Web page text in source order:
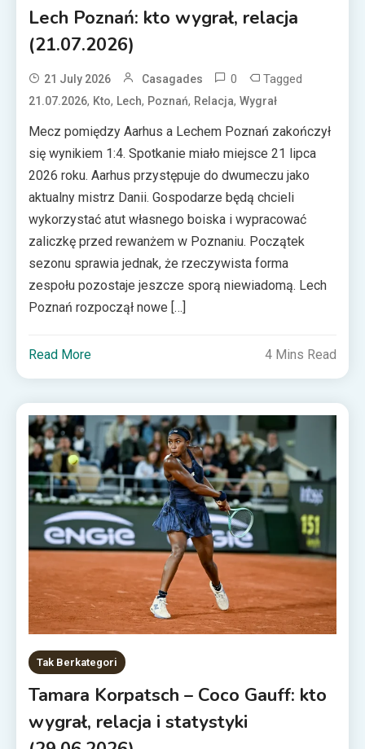
Lech Poznań: kto wygrał, relacja
(21.07.2026)
21 July 2026 Casagades 0 Tagged
21.07.2026, Kto, Lech, Poznań, Relacja,Wygrał
Mecz pomiędzy Aarhus a Lechem Poznań zakończył
się wynikiem 1:4. Spotkanie miało miejsce 21 lipca
2026 roku. Aarhus przystępuje do dwumeczu jako
aktualny mistrz Danii. Gospodarze będą chcieli
wykorzystać atut własnego boiska i wypracować
zaliczkę przed rewanżem w Poznaniu. Początek
sezonu sprawia jednak, że rzeczywista forma
zespołu pozostaje jeszcze sporą niewiadomą. Lech
Poznań rozpoczął nowe […]
Read More 4 Mins Read
Tak Berkategori
Tamara Korpatsch – Coco Gauff: kto
wygrał, relacja i statystyki